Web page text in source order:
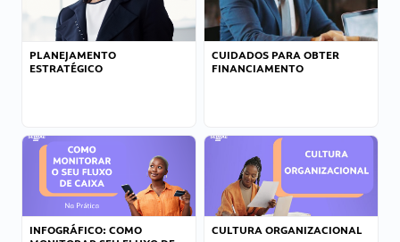
PLANEJAMENTO
ESTRATÉGICO
CUIDADOS PARA OBTER
FINANCIAMENTO
INFOGRÁFICO: COMO
CULTURA ORGANIZACIONAL